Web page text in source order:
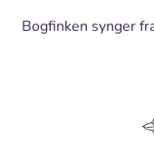
Bogfinken synger